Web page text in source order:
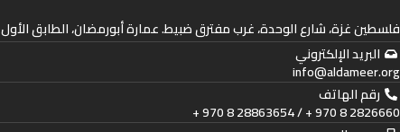
فلسطين غزة، شارع الوحدة، غرب مفترق ضبيط. عمارة أبورمضان، الطابق الأول
البريد الإلكتروني
info@aldameer.org
رقم الهاتف
2826660 8 970 + / 28863654 8 970 +